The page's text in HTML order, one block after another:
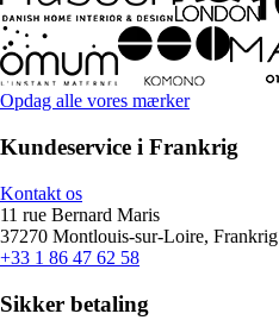
Opdag alle vores mærker
Kundeservice i Frankrig
Kontakt os
11 rue Bernard Maris
37270 Montlouis-sur-Loire, Frankrig
+33 1 86 47 62 58
Sikker betaling